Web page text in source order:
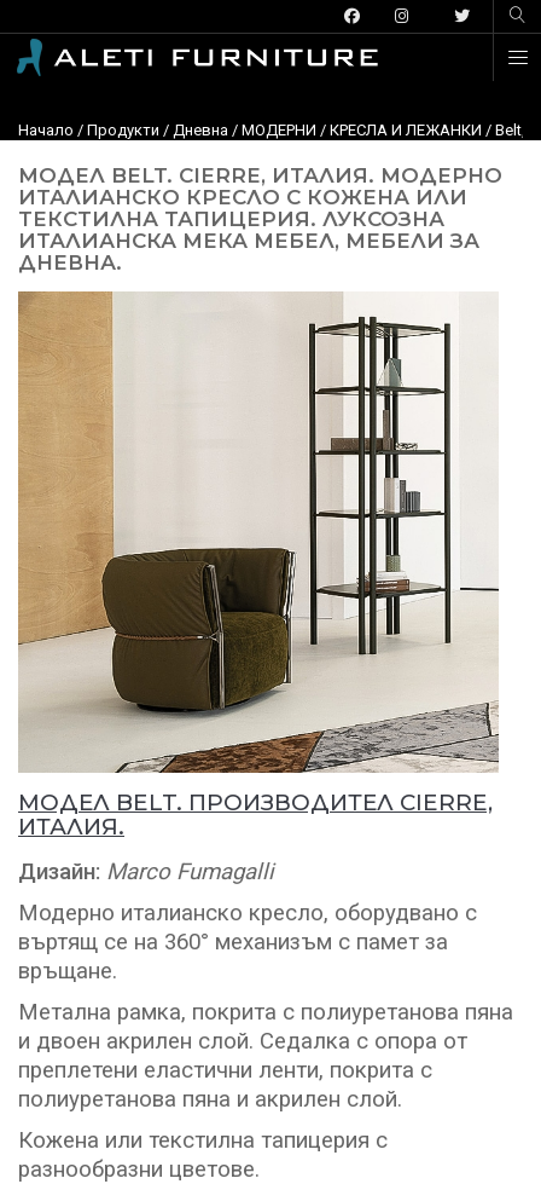
Начало / Продукти / Дневна / МОДЕРНИ / КРЕСЛА И ЛЕЖАНКИ / Belt,
МОДЕЛ BELT. CIERRE, ИТАЛИЯ. МОДЕРНО
ИТАЛИАНСКО КРЕСЛО С КОЖЕНА ИЛИ
ТЕКСТИЛНА ТАПИЦЕРИЯ. ЛУКСОЗНА
ИТАЛИАНСКА МЕКА МЕБЕЛ, МЕБЕЛИ ЗА
ДНЕВНА.
МОДЕЛ BELT. ПРОИЗВОДИТЕЛ CIERRE,
ИТАЛИЯ.
Дизайн: Marco Fumagalli
Модерно италианско кресло, оборудвано с
въртящ се на 360° механизъм с памет за
връщане.
Метална рамка, покрита с полиуретанова пяна
и двоен акрилен слой. Седалка с опора от
преплетени еластични ленти, покрита с
полиуретанова пяна и акрилен слой.
Кожена или текстилна тапицерия с
разнообразни цветове.